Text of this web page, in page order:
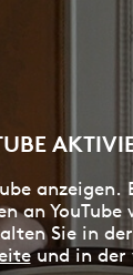
an
Sie in der
und in der